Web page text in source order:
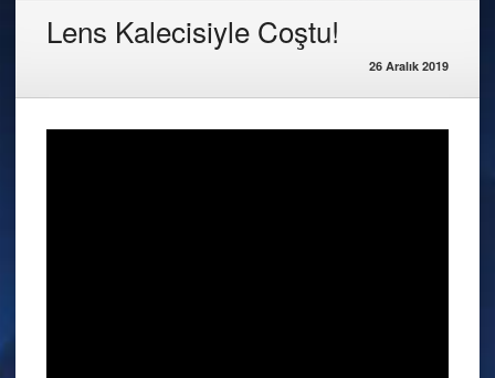
Lens Kalecisiyle Coştu!
26 Aralık 2019